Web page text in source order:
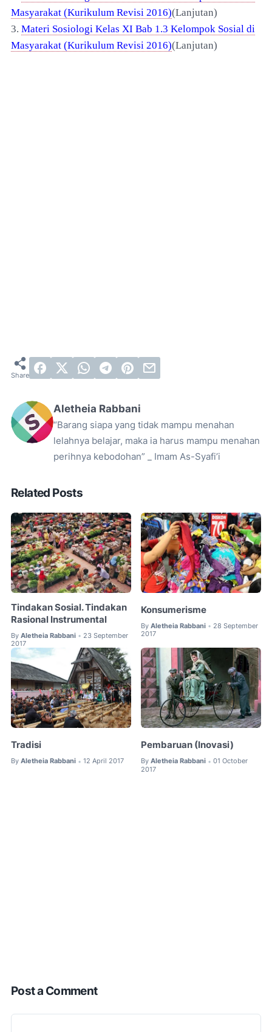
Masyarakat (Kurikulum Revisi 2016)(Lanjutan)
3. Materi Sosiologi Kelas XI Bab 1.3 Kelompok Sosial di
Masyarakat (Kurikulum Revisi 2016)(Lanjutan)
Aletheia Rabbani
“Barang siapa yang tidak mampu menahan
lelahnya belajar, maka ia harus mampu menahan
perihnya kebodohan” _ Imam As-Syafi’i
Related Posts
Tindakan Sosial. Tindakan
Rasional Instrumental
By Aletheia Rabbani • 23 September
2017
Konsumerisme
By Aletheia Rabbani • 28 September
2017
Tradisi
By Aletheia Rabbani • 12 April 2017
Pembaruan (Inovasi)
By Aletheia Rabbani • 01 October
2017
Post a Comment